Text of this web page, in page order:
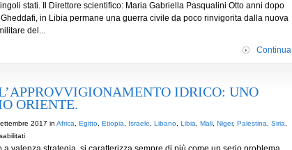
Resilienza
dei
stati. Il Direttore scientifico: Maria Gabriella Pasqualini Otto anni dopo
Gheddafi, in Libia permane una guerra civile da poco rinvigorita dalla nuova
del...
Continua
IDRICO: UNO
ORIENTE.
2017 in Africa Egitto Etiopia Israele Libano Libia Mali Niger, Palestina Siria
su
IL